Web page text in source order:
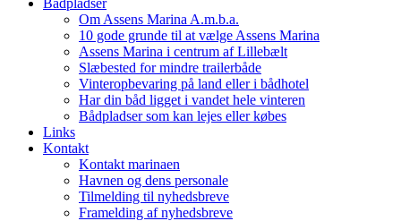
Om Assens Marina A.m.b.a.
10 gode grunde til at vælge Assens Marina
Assens Marina i centrum af Lillebælt
Slæbested for mindre trailerbåde
Vinteropbevaring på land eller i bådhotel
Har din båd ligget i vandet hele vinteren
Bådpladser som kan lejes eller købes
Links
Kontakt
Kontakt marinaen
Havnen og dens personale
Tilmelding til nyhedsbreve
Framelding af nyhedsbreve